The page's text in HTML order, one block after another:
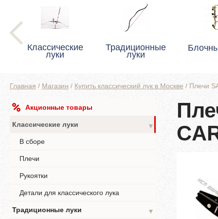
Классические
луки
Традиционные
луки
Главная / Магазин / Купить классический лук в Москве / Плечи
Акционные товары
Классические луки
▼
В сборе
Плечи
Рукоятки
Детали для классического лука
Традиционные луки
▼